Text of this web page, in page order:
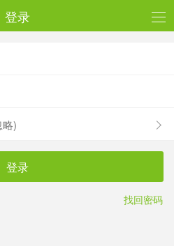
登录
登录
找回密码